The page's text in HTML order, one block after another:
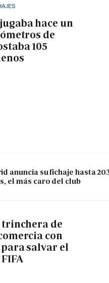
hace un
de
105
anuncia su fichaje hasta
el más caro del club
de
con
salvar el